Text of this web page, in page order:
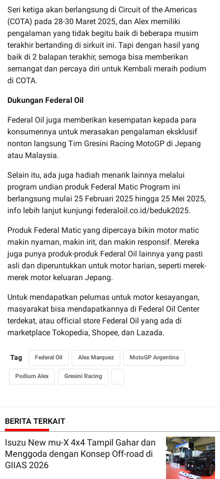
Seri ketiga akan berlangsung di Circuit of the Americas
(COTA) pada 28-30 Maret 2025, dan Alex memiliki
pengalaman yang tidak begitu baik di beberapa musim
terakhir bertanding di sirkuit ini. Tapi dengan hasil yang
baik di 2 balapan terakhir, semoga bisa memberikan
semangat dan percaya diri untuk Kembali meraih podium
di COTA.
Dukungan Federal Oil
Federal Oil juga memberikan kesempatan kepada para
konsumennya untuk merasakan pengalaman eksklusif
nonton langsung Tim Gresini Racing MotoGP di Jepang
atau Malaysia.
Selain itu, ada juga hadiah menarik lainnya melalui
program undian produk Federal Matic Program ini
berlangsung mulai 25 Februari 2025 hingga 25 Mei 2025,
info lebih lanjut kunjungi federaloil.co.id/beduk2025.
Produk Federal Matic yang dipercaya bikin motor matic
makin nyaman, makin irit, dan makin responsif. Mereka
juga punya produk-produk Federal Oil lainnya yang pasti
asli dan diperuntukkan untuk motor harian, seperti merek-
merek motor keluaran Jepang.
Untuk mendapatkan pelumas untuk motor kesayangan,
masyarakat bisa mendapatkannya di Federal Oil Center
terdekat, atau official store Federal Oil yang ada di
marketplace Tokopedia, Shopee, dan Lazada.
Tag Federal Oil Alex Marquez MotoGP Argentina
Podium Alex Gresini Racing
BERITA TERKAIT
Isuzu New mu-X 4x4 Tampil Gahar dan
Menggoda dengan Konsep Off-road di
GIIAS 2026